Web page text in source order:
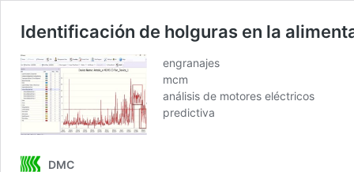
Identificación de holguras en la
engranajes
mcm
análisis de motores eléctricos
predictiva
DMC